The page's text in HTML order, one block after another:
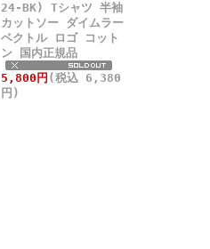
24-BK) Tシャツ 半袖
カットソー ダイムラー
ベクトル ロゴ コット
ン 国内正規品
5,800円 (税込 6,380
円)